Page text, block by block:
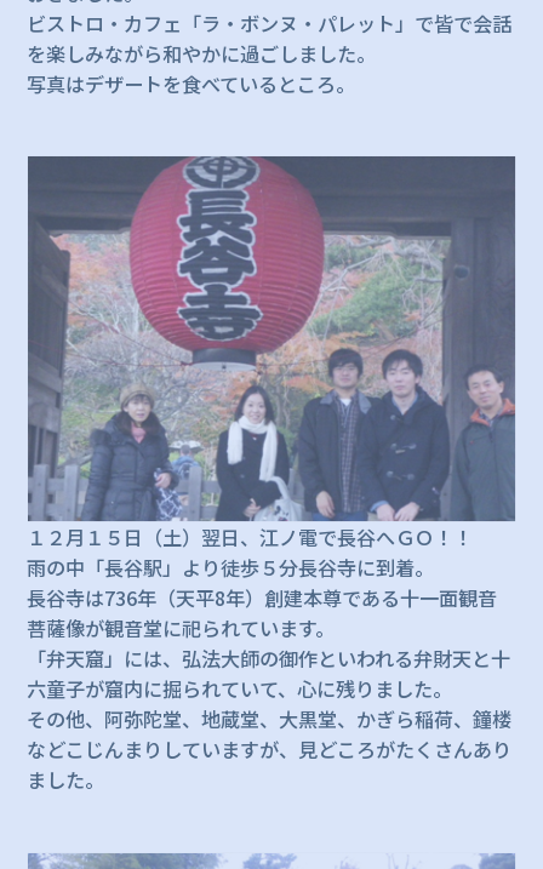
ビストロ・カフェ「ラ・ボンヌ・パレット」で皆で会話
を楽しみながら和やかに過ごしました。
写真はデザートを食べているところ。
１２月１５日（土）翌日、江ノ電で長谷へＧＯ！！
雨の中「長谷駅」より徒歩５分長谷寺に到着。
長谷寺は736年（天平8年）創建本尊である十一面観音
菩薩像が観音堂に祀られています。
「弁天窟」には、弘法大師の御作といわれる弁財天と十
六童子が窟内に掘られていて、心に残りました。
その他、阿弥陀堂、地蔵堂、大黒堂、かぎら稲荷、鐘楼
などこじんまりしていますが、見どころがたくさんあり
ました。